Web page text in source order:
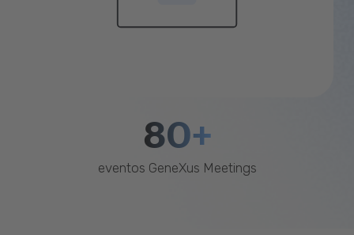
80+
eventos GeneXus Meetings